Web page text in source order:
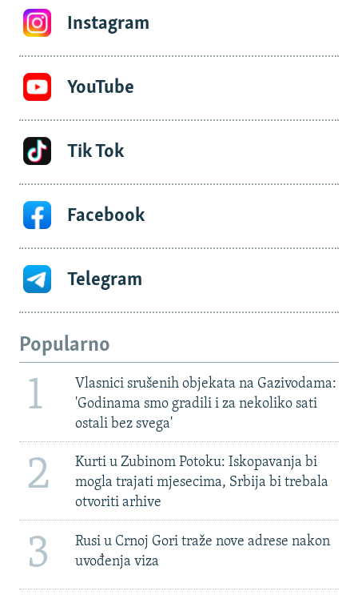
Instagram
YouTube
Tik Tok
Facebook
Telegram
Popularno
1
Vlasnici srušenih objekata na Gazivodama:
'Godinama smo gradili i za nekoliko sati
ostali bez svega'
2
Kurti u Zubinom Potoku: Iskopavanja bi
mogla trajati mjesecima, Srbija bi trebala
otvoriti arhive
3
Rusi u Crnoj Gori traže nove adrese nakon
uvođenja viza